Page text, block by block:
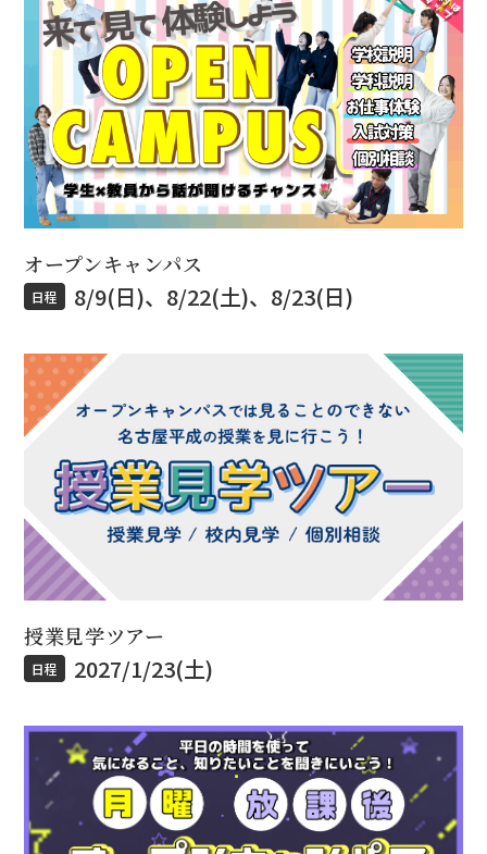
オープンキャンパス
日程 8/9(日)、8/22(土)、8/23(日)
授業見学ツアー
日程 2027/1/23(土)